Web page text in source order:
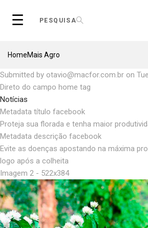
☰ PESQUISA
Breadcrumb
HomeMais Agro
Submitted by otavio@macfor.com.br on
Direto do campo home tag
Notícias
Metadata título facebook
Proteja sua florada e tenha maior
Metadata descrição facebook
Evite as doenças apostando na máxima
logo após a colheita
Imagem 2 - 522x384